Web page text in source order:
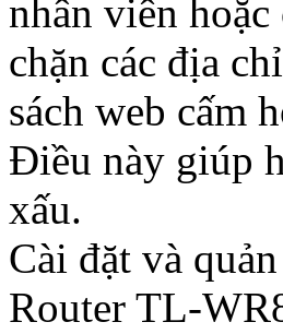
nhân viên
chặn các địa
sách web cấm
Điều này giúp
xấu.
Cài đặt và
Router TL-